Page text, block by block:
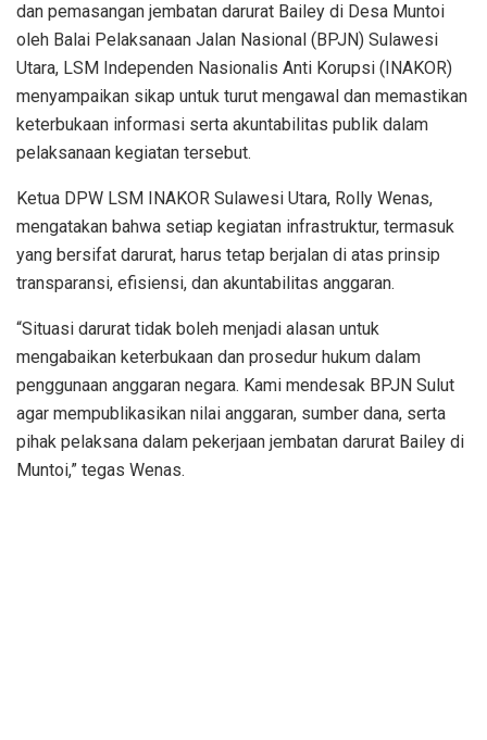
dan pemasangan jembatan darurat Bailey di Desa Muntoi
oleh Balai Pelaksanaan Jalan Nasional (BPJN) Sulawesi
Utara, LSM Independen Nasionalis Anti Korupsi (INAKOR)
menyampaikan sikap untuk turut mengawal dan memastikan
keterbukaan informasi serta akuntabilitas publik dalam
pelaksanaan kegiatan tersebut.
Ketua DPW LSM INAKOR Sulawesi Utara, Rolly Wenas,
mengatakan bahwa setiap kegiatan infrastruktur, termasuk
yang bersifat darurat, harus tetap berjalan di atas prinsip
transparansi, efisiensi, dan akuntabilitas anggaran.
“Situasi darurat tidak boleh menjadi alasan untuk
mengabaikan keterbukaan dan prosedur hukum dalam
penggunaan anggaran negara. Kami mendesak BPJN Sulut
agar mempublikasikan nilai anggaran, sumber dana, serta
pihak pelaksana dalam pekerjaan jembatan darurat Bailey di
Muntoi,” tegas Wenas.